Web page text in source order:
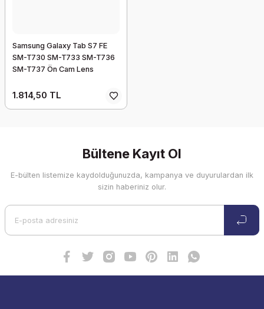
Samsung Galaxy Tab S7 FE
SM-T730 SM-T733 SM-T736
SM-T737 Ön Cam Lens
1.814,50 TL
Bültene Kayıt Ol
E-bülten listemize kaydolduğunuzda, kampanya ve duyurulardan ilk
sizin haberiniz olur.